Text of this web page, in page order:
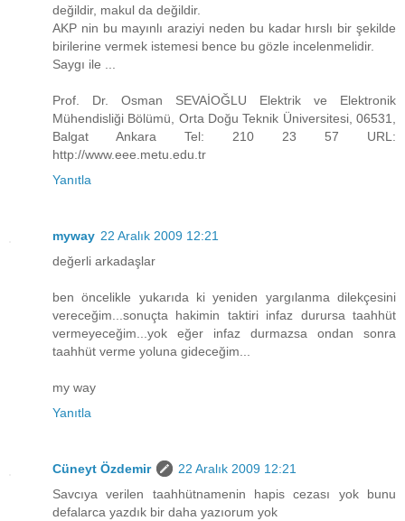
değildir, makul da değildir.
AKP nin bu mayınlı araziyi neden bu kadar hırslı bir şekilde
birilerine vermek istemesi bence bu gözle incelenmelidir.
Saygı ile ...
Prof. Dr. Osman SEVAİOĞLU Elektrik ve Elektronik
Mühendisliği Bölümü, Orta Doğu Teknik Üniversitesi, 06531,
Balgat Ankara Tel: 210 23 57 URL:
http://www.eee.metu.edu.tr
Yanıtla
myway 22 Aralık 2009 12:21
değerli arkadaşlar
ben öncelikle yukarıda ki yeniden yargılanma dilekçesini
vereceğim...sonuçta hakimin taktiri infaz durursa taahhüt
vermeyeceğim...yok eğer infaz durmazsa ondan sonra
taahhüt verme yoluna gideceğim...
my way
Yanıtla
Cüneyt Özdemir
22 Aralık 2009 12:21
Savcıya verilen taahhütnamenin hapis cezası yok bunu
defalarca yazdık bir daha yazıorum yok